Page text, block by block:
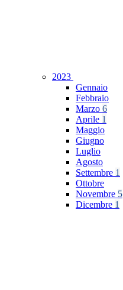
2023
Gennaio
Febbraio
Marzo 6
Aprile 1
Maggio
Giugno
Luglio
Agosto
Settembre 1
Ottobre
Novembre 5
Dicembre 1